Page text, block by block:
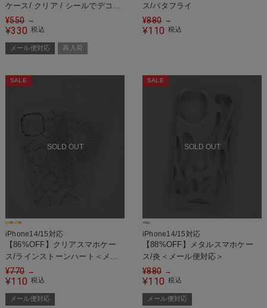
ケース/ クリア / シールでデコ＜
メール便対応＞
¥550 →
¥330 税込
メール便対応 再入荷
ス/バタフライ
¥880 →
¥110 税込
SOLD OUT
SALE
iPhone14/15対応
【86%OFF】クリアスマホケー
ス/ラインストーンハート＜メー
ル便対応＞
¥770 →
¥110 税込
メール便対応
SOLD OUT
SALE
iPhone14/15対応
【88%OFF】メタルスマホケー
ス/炎＜メール便対応＞
¥880 →
¥110 税込
メール便対応